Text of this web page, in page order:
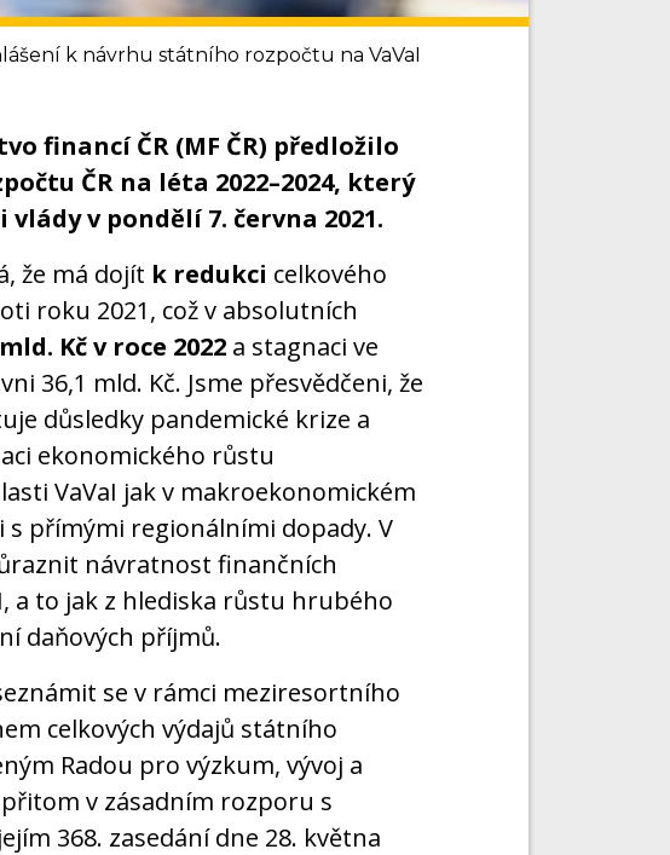
k návrhu státního rozpočtu na VaVaI
financí ČR (MF ČR) předložilo
ČR na léta 2022–2024, který
v pondělí 7. června 2021.
že má dojít k redukci celkového
roku 2021, což v absolutních
Kč v roce 2022a stagnaci ve
36,1 mld. Kč. Jsme přesvědčeni, že
důsledky pandemické krize a
ekonomického růstu
VaVaI jak v makroekonomickém
přímými regionálními dopady. V
návratnost finančních
a to jak z hlediska růstu hrubého
daňových příjmů.
se v rámci meziresortního
celkových výdajů státního
Radou pro výzkum, vývoj a
přitom v zásadním rozporu s
368. zasedání dne 28. května